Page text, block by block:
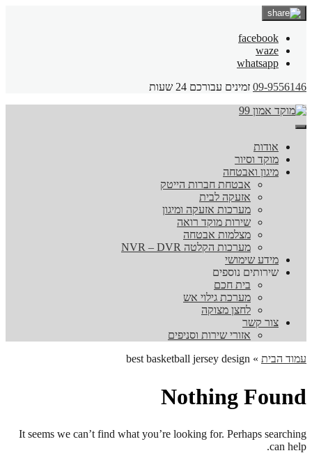
facebook
waze
whatsapp
09-9556146 זמינים עבורכם 24 שעות
אודות
מוקד וסיור
מיגון ואבטחה
אבטחת חברות הייטק
אזעקה לבית
מערכות אזעקה ומיגון
שירות מוקד רואה
מצלמות אבטחה
מערכות הקלטה NVR – DVR
מידע שימושי
שירותים נוספים
בית חכם
מערכת גילוי אש
לחצן מצוקה
צור קשר
אזורי שירות וסניפים
עמוד הבית »
best basketball jersey design
Nothing Found
It seems we can’t find what you’re looking for. Perhaps searching
can help.